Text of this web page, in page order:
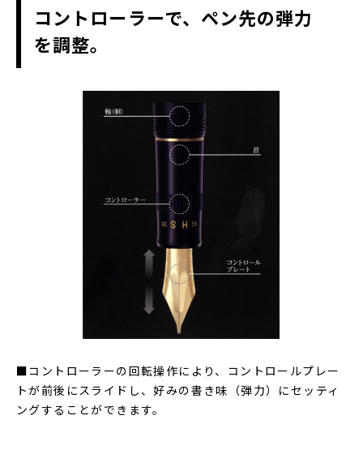
コントローラーで、ペン先の弾力
を調整。
■コントローラーの回転操作により、コントロールプレー
トが前後にスライドし、好みの書き味（弾力）にセッティ
ングすることができます。